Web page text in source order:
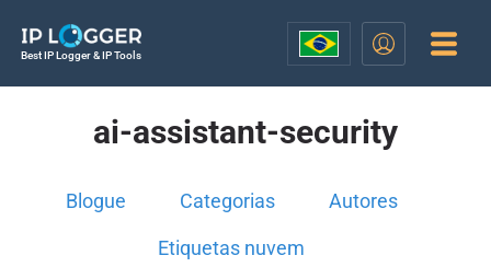
Best IP Logger & IP Tools
ai-assistant-security
Blogue Categorias Autores
Etiquetas nuvem